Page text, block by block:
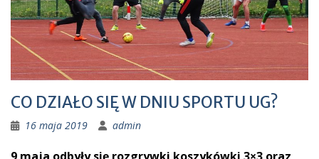
CO DZIAŁO SIĘ W DNIU SPORTU UG?
16 maja 2019 admin
9 maja odbyły się rozgrywki koszykówki 3×3 oraz